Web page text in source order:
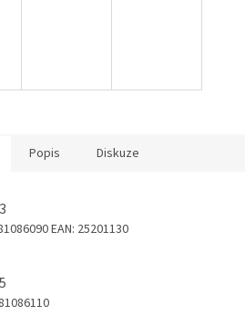
Popis Diskuze
EAN: 25201130